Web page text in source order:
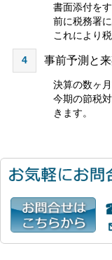
書面添付を
前に税務署
これにより
4 事前予測と
決算の数ヶ
今期の節税
きます。